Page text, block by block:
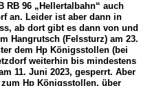
RB 96 „Hellertalbahn“ auch
an. Leider ist aber dann in
ab dort gibt es dann von und
Hangrutsch (Felssturz) am 23.
dem Hp Königsstollen (bei
weiterhin bis mindestens
11. Juni 2023, gesperrt. Aber
Hp Königsstollen, über